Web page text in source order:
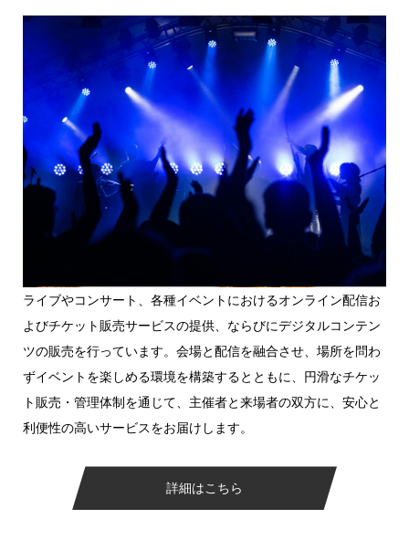
ライブやコンサート、各種イベントにおけるオンライン配信お
よびチケット販売サービスの提供、ならびにデジタルコンテン
ツの販売を行っています。会場と配信を融合させ、場所を問わ
ずイベントを楽しめる環境を構築するとともに、円滑なチケッ
ト販売・管理体制を通じて、主催者と来場者の双方に、安心と
利便性の高いサービスをお届けします。
詳細はこちら